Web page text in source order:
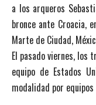
a los arqueros
bronce ante Croacia,
Marte de Ciudad,
El pasado viernes, los
equipo de Estados
modalidad por